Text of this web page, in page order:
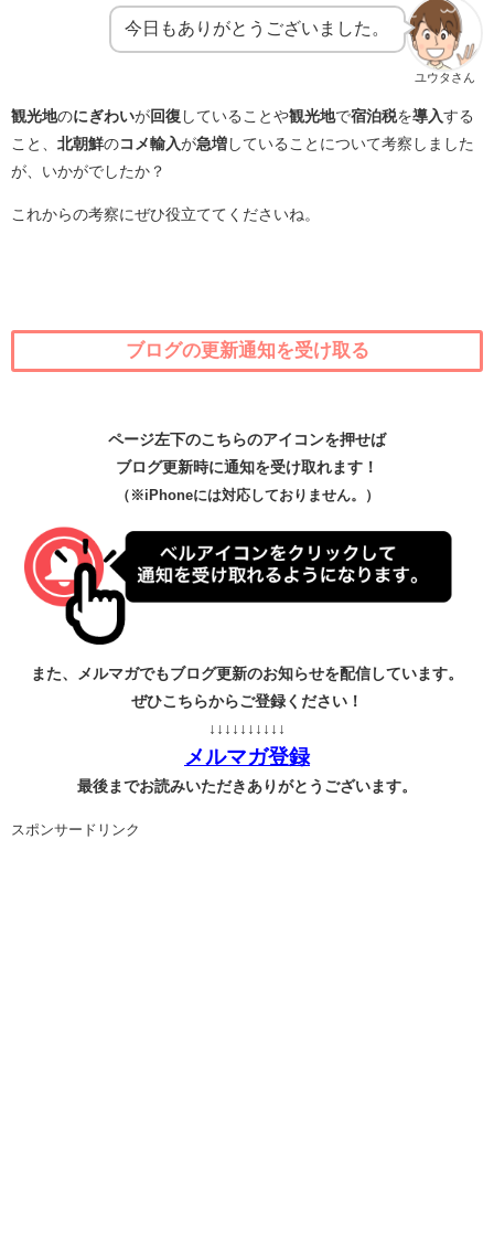
ユウタさん
今日もありがとうございました。
観光地のにぎわいが 回復 していることや観光地で宿泊税を導入する
こと、 北朝鮮のコメ輸入が急増 していることについて考察しました
が、いかがでしたか？
これからの考察にぜひ役立ててくださいね。
ブログの更新通知を受け取る
ページ左下のこちらのアイコンを押せば
ブログ更新時に通知を受け取れます！
（※iPhoneには対応しておりません。）
また、メルマガでもブログ更新のお知らせを配信しています。
ぜひこちらからご登録ください！
↓↓↓↓↓↓↓↓↓↓
メルマガ登録
最後までお読みいただきありがとうございます。
スポンサードリンク